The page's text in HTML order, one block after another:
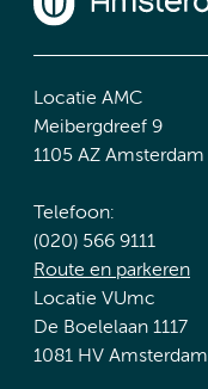
Locatie AMC
Meibergdreef 9
1105 AZ Amsterdam
Telefoon:
(020) 566 9111
Route en parkeren
Locatie VUmc
De Boelelaan 1117
1081 HV Amsterdam